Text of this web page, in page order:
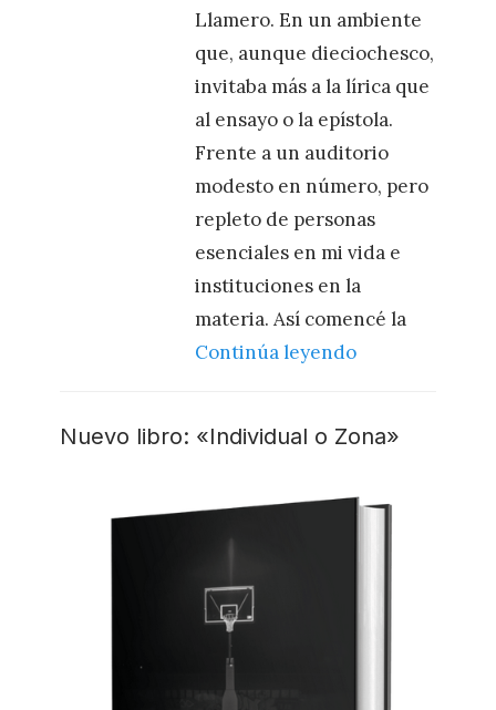
Llamero. En un ambiente
que, aunque dieciochesco,
invitaba más a la lírica que
al ensayo o la epístola.
Frente a un auditorio
modesto en número, pero
repleto de personas
esenciales en mi vida e
instituciones en la
materia. Así comencé la
Continúa leyendo
Nuevo libro: «Individual o Zona»